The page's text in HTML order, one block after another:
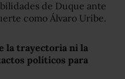
de Duque ante
como Álvaro Uribe.
la trayectoria ni la
políticos para